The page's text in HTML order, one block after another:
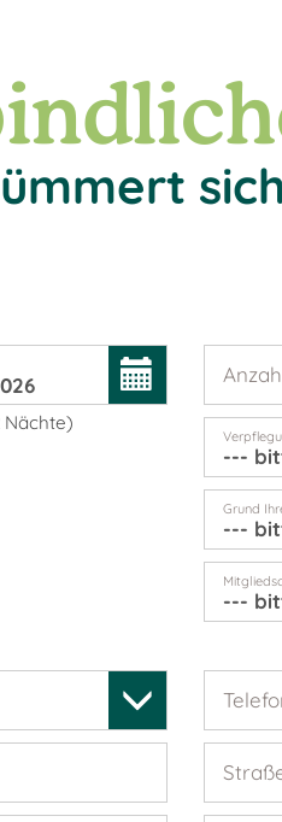
Nächte)
Grund